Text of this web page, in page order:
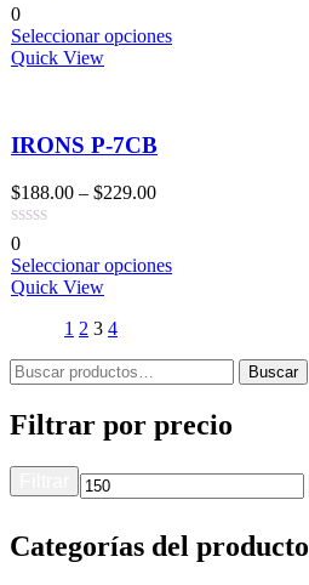
0
Seleccionar opciones
Quick View
IRONS P-7CB
$188.00 – $229.00
0
Seleccionar opciones
Quick View
1 2 3 4
Buscar
Filtrar por precio
Categorías del producto